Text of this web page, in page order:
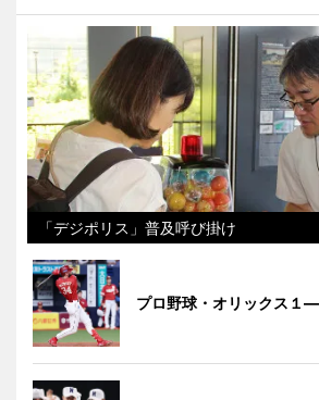
「デジポリス」普及呼び掛け
プロ野球・オリックス１